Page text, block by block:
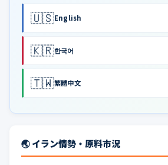
🇺🇸English
🇰🇷한국어
🇹🇼繁體中文
🌏 イラン情勢・原料市況